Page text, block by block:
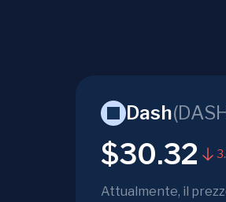
Dash(
$30.32
Attualmente, il